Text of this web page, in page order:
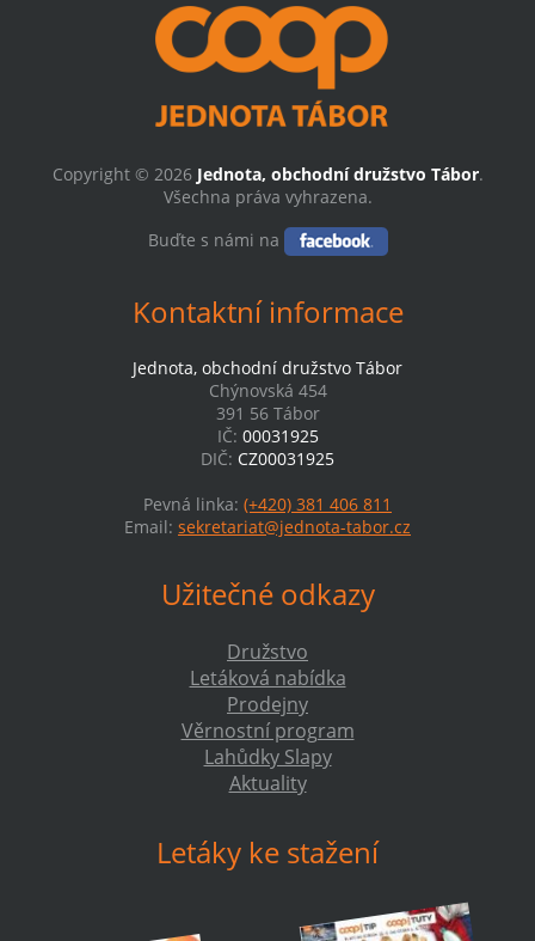
Copyright © 2026 Jednota, obchodní družstvo Tábor.
Všechna práva vyhrazena.
Buďte s námi na
Kontaktní informace
Jednota, obchodní družstvo Tábor
Chýnovská 454
391 56 Tábor
IČ: 00031925
DIČ: CZ00031925
Pevná linka: (+420) 381 406 811
Email: sekretariat@jednota-tabor.cz
Užitečné odkazy
Družstvo
Letáková nabídka
Prodejny
Věrnostní program
Lahůdky Slapy
Aktuality
Letáky ke stažení